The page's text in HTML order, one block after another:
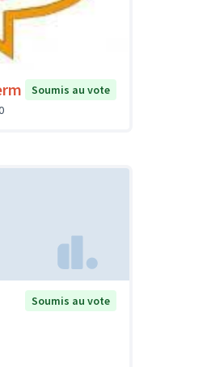
Soumis au vote
Soumis au vote